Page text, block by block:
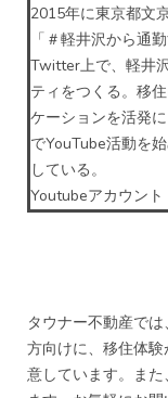
2015年に東京都文
「＃軽井沢から通
Twitter上で、軽井
ティをつくる。移
ケーションを活発
でYouTube活動を
している。
Youtubeアカウント
タウナー不動産で
方向けに、移住体
意しています。ま